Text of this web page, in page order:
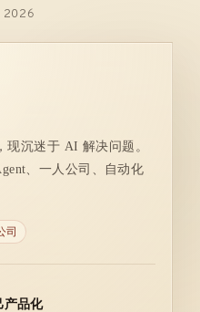
2026
现沉迷于 AI 解决问题。
、一人公司、自动化
司
产品化